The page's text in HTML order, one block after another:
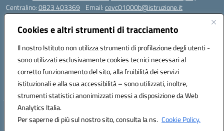
Cookies e altri strumenti di tracciamento
Il nostro Istituto non utilizza strumenti di profilazione degli utenti -
sono utilizzati esclusivamente cookies tecnici necessari al
corretto funzionamento del sito, alla fruibilità dei servizi
istituzionali e alla sua accessibilità – sono utilizzati, inoltre,
strumenti statistici anonimizzati messi a disposizione da Web
Analytics Italia.
Per saperne di più sul nostro sito, consulta la ns. Cookie Policy.
Centralino:0823 403369 Email:cevc01000b@istruzione.it
Posta elettronica certificata (PEC):
Codice fiscale: 80004990612 (Convitto) - 93044680614 (Scuole
Annesse)
Codice meccanografico:CEVC01000B
Codice Indice delle Pubbliche Amministrazioni (IPA): istsc_cevc01000b
Codice unico di fatturazione (CUF): ZUT1RT
Hosting & Powered by 3D Solution S.r.l.
Concept & Design by Designers Italia